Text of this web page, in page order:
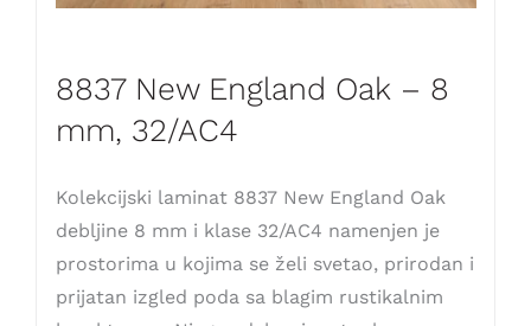
8837 New England Oak – 8
mm, 32/AC4
Kolekcijski laminat 8837 New England Oak
debljine 8 mm i klase 32/AC4 namenjen je
prostorima u kojima se želi svetao, prirodan i
prijatan izgled poda sa blagim rustikalnim